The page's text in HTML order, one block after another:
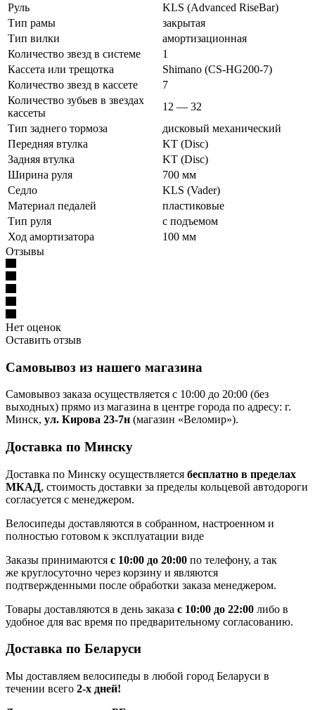
Руль
KLS (Advanced RiseBar)
Тип рамы
закрытая
Тип вилки
амортизационная
Количество звезд в системе
1
Кассета или трещотка
Shimano (CS-HG200-7)
Количество звезд в кассете
7
Количество зубьев в звездах
кассеты
12 — 32
Тип заднего тормоза
дисковый механический
Передняя втулка
KT (Disc)
Задняя втулка
KT (Disc)
Ширина руля
700 мм
Седло
KLS (Vader)
Материал педалей
пластиковые
Тип руля
с подъемом
Ход амортизатора
100 мм
Отзывы
Нет оценок
Оставить отзыв
Самовывоз из нашего магазина
Самовывоз заказа осуществляется с 10:00 до 20:00 (без
выходных) прямо из магазина в центре города по адресу: г.
Минск, ул. Кирова 23-7н (магазин «Веломир»).
Доставка по Минску
Доставка по Минску осуществляется бесплатно в пределах
МКАД, стоимость доставки за пределы кольцевой автодороги
согласуется с менеджером.
Велосипеды доставляются в собранном, настроенном и
полностью готовом к эксплуатации виде
Заказы принимаются с 10:00 до 20:00 по телефону, а так
же круглосуточно через корзину и являются
подтвержденными после обработки заказа менеджером.
Товары доставляются в день заказа с 10:00 до 22:00 либо в
удобное для вас время по предварительному согласованию.
Доставка по Беларуси
Мы доставляем велосипеды в любой город Беларуси в
течении всего 2-х дней!